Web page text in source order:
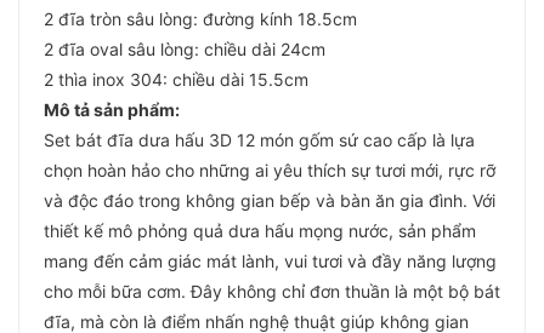
2 đĩa tròn sâu lòng: đường kính 18.5cm
2 đĩa oval sâu lòng: chiều dài 24cm
2 thìa inox 304: chiều dài 15.5cm
Mô tả sản phẩm:
Set bát đĩa dưa hấu 3D 12 món gốm sứ cao cấp là lựa
chọn hoàn hảo cho những ai yêu thích sự tươi mới, rực rỡ
và độc đáo trong không gian bếp và bàn ăn gia đình. Với
thiết kế mô phỏng quả dưa hấu mọng nước, sản phẩm
mang đến cảm giác mát lành, vui tươi và đầy năng lượng
cho mỗi bữa cơm. Đây không chỉ đơn thuần là một bộ bát
đĩa, mà còn là điểm nhấn nghệ thuật giúp không gian